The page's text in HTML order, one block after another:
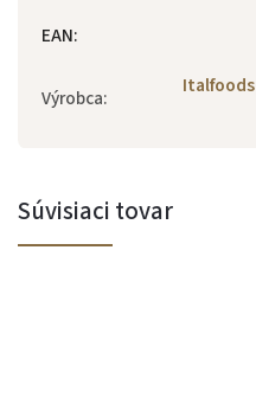
EAN:
Výrobca:
Súvisiaci tovar